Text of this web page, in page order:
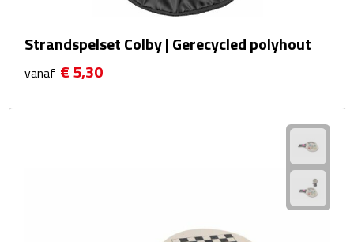
Overige giftsets
Strandspelset Colby | Gerecycled polyhout
vanaf € 5,30